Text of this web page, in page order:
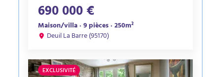
690 000 €
Maison/villa · 9 pièces · 250m²
Deuil La Barre (95170)
EXCLUSIVITÉ